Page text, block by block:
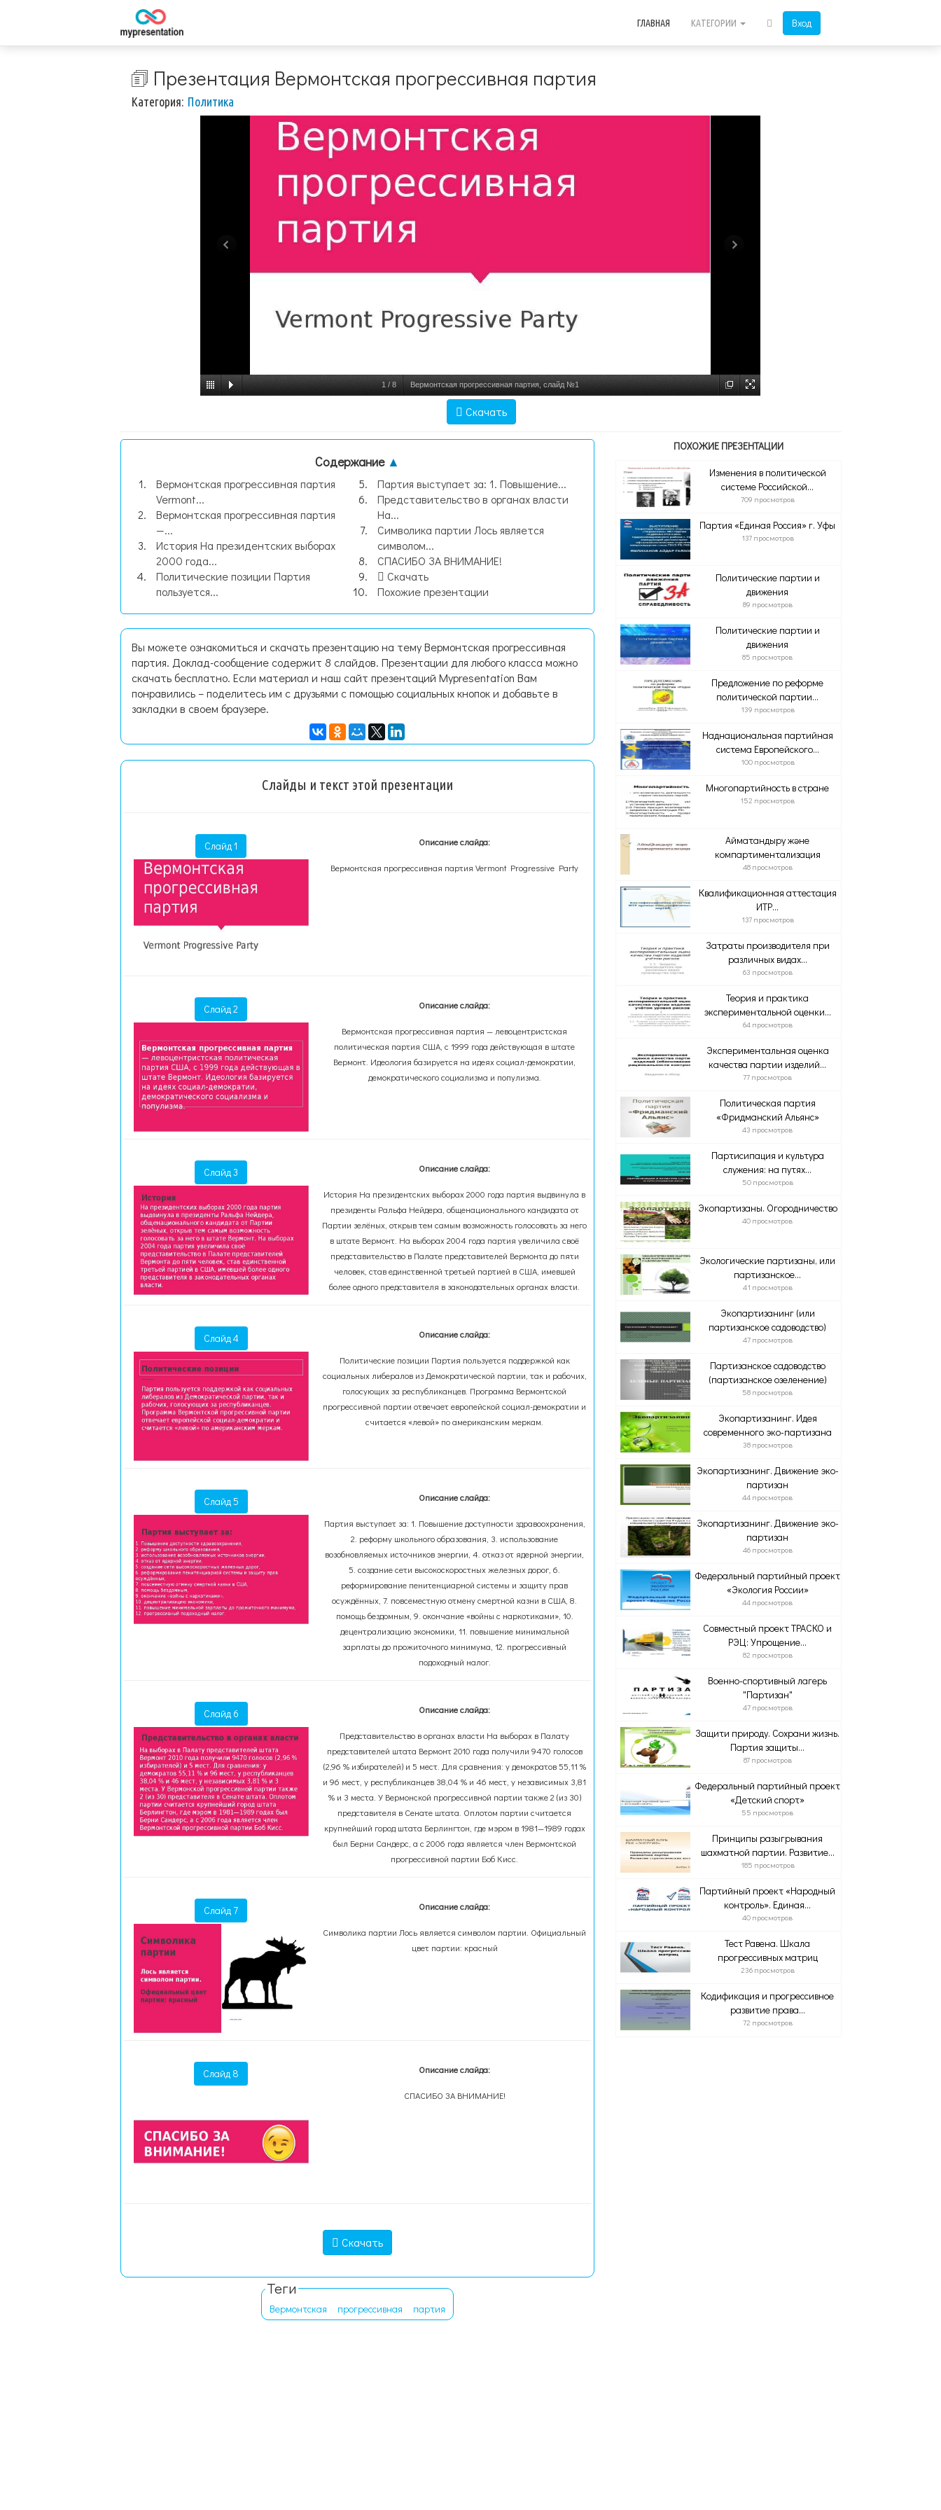
Вход
ГЛАВНАЯ КАТЕГОРИИ
🗊 Презентация Вермонтская прогрессивная партия
Категория: Политика
1 / 8 Вермонтская прогрессивная партия, слайд №1
Скачать
Содержание ▲
Вермонтская прогрессивная партия
Vermont...
Вермонтская прогрессивная партия
—...
История На президентских выборах
2000 года...
Политические позиции Партия
пользуется...
Партия выступает за: 1. Повышение...
Представительство в органах власти
На...
Символика партии Лось является
символом...
СПАСИБО ЗА ВНИМАНИЕ!
Скачать
Похожие презентации
Вы можете ознакомиться и скачать презентацию на тему Вермонтская прогрессивная
партия. Доклад-сообщение содержит 8 слайдов. Презентации для любого класса можно
скачать бесплатно. Если материал и наш сайт презентаций Mypresentation Вам
понравились – поделитесь им с друзьями с помощью социальных кнопок и добавьте в
закладки в своем браузере.
Слайды и текст этой презентации
Слайд 1 Описание слайда:
Вермонтская прогрессивная партия Vermont Progressive Party
Слайд 2 Описание слайда:
Вермонтская прогрессивная партия — левоцентристская
политическая партия США, с 1999 года действующая в штате
Вермонт. Идеология базируется на идеях социал-демократии,
демократического социализма и популизма.
Слайд 3 Описание слайда:
История На президентских выборах 2000 года партия выдвинула в
президенты Ральфа Нейдера, общенационального кандидата от
Партии зелёных, открыв тем самым возможность голосовать за него
в штате Вермонт. На выборах 2004 года партия увеличила своё
представительство в Палате представителей Вермонта до пяти
человек, став единственной третьей партией в США, имевшей
более одного представителя в законодательных органах власти.
Слайд 4 Описание слайда:
Политические позиции Партия пользуется поддержкой как
социальных либералов из Демократической партии, так и рабочих,
голосующих за республиканцев. Программа Вермонтской
прогрессивной партии отвечает европейской социал-демократии и
считается «левой» по американским меркам.
Слайд 5 Описание слайда:
Партия выступает за: 1. Повышение доступности здравоохранения,
2. реформу школьного образования, 3. использование
возобновляемых источников энергии, 4. отказ от ядерной энергии,
5. создание сети высокоскоростных железных дорог, 6.
реформирование пенитенциарной системы и защиту прав
осуждённых, 7. повсеместную отмену смертной казни в США, 8.
помощь бездомным, 9. окончание «войны с наркотиками», 10.
децентрализацию экономики, 11. повышение минимальной
зарплаты до прожиточного минимума, 12. прогрессивный
подоходный налог.
Слайд 6 Описание слайда:
Представительство в органах власти На выборах в Палату
представителей штата Вермонт 2010 года получили 9470 голосов
(2,96 % избирателей) и 5 мест. Для сравнения: у демократов 55,11 %
и 96 мест, у республиканцев 38,04 % и 46 мест, у независимых 3,81
% и 3 места. У Вермонской прогрессивной партии также 2 (из 30)
представителя в Сенате штата. Оплотом партии считается
крупнейший город штата Берлингтон, где мэром в 1981—1989 годах
был Берни Сандерс, а с 2006 года является член Вермонтской
прогрессивной партии Боб Кисс.
Слайд 7 Описание слайда:
Символика партии Лось является символом партии. Официальный
цвет партии: красный
Слайд 8 Описание слайда:
СПАСИБО ЗА ВНИМАНИЕ!
Скачать
Теги
Вермонтская прогрессивная партия
ПОХОЖИЕ ПРЕЗЕНТАЦИИ
Изменения в политической
системе Российской...
709 просмотров
Партия «Единая Россия» г. Уфы
137 просмотров
Политические партии и
движения
89 просмотров
Политические партии и
движения
85 просмотров
Предложение по реформе
политической партии...
139 просмотров
Наднациональная партийная
система Европейского...
100 просмотров
Многопартийность в стране
152 просмотров
Аймақтандыру және
компартиментализация
48 просмотров
Квалификационная аттестация
ИТР...
137 просмотров
Затраты производителя при
различных видах...
63 просмотров
Теория и практика
экспериментальной оценки...
64 просмотров
Экспериментальная оценка
качества партии изделий...
77 просмотров
Политическая партия
«Фридманский Альянс»
43 просмотров
Партисипация и культура
служения: на путях...
50 просмотров
Экопартизаны. Огородничество
40 просмотров
Экологические партизаны, или
партизанское...
41 просмотров
Экопартизанинг (или
партизанское садоводство)
47 просмотров
Партизанское садоводство
(партизанское озеленение)
58 просмотров
Экопартизанинг. Идея
современного эко-партизана
38 просмотров
Экопартизанинг. Движение эко-
партизан
44 просмотров
Экопартизанинг. Движение эко-
партизан
46 просмотров
Федеральный партийный проект
«Экология России»
44 просмотров
Совместный проект ТРАСКО и
РЭЦ: Упрощение...
82 просмотров
Военно-спортивный лагерь
"Партизан"
47 просмотров
Защити природу. Сохрани жизнь.
Партия защиты...
87 просмотров
Федеральный партийный проект
«Детский спорт»
55 просмотров
Принципы разыгрывания
шахматной партии. Развитие...
185 просмотров
Партийный проект «Народный
контроль». Единая...
40 просмотров
Тест Равена. Шкала
прогрессивных матриц
236 просмотров
Кодификация и прогрессивное
развитие права...
72 просмотров